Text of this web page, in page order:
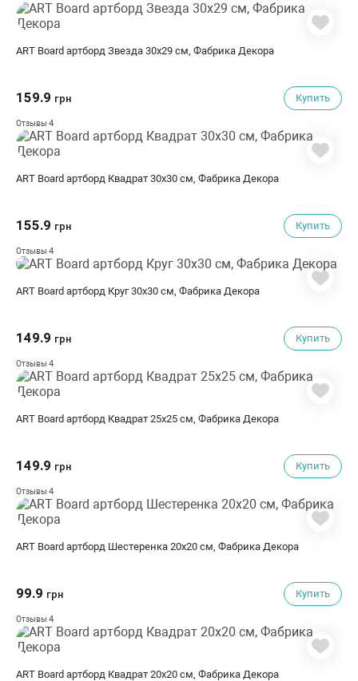
ART Board артборд Звезда 30х29 см, Фабрика Декора
159.9 грн Купить
Отзывы 4
ART Board артборд Квадрат 30х30 см, Фабрика Декора
155.9 грн Купить
Отзывы 4
ART Board артборд Круг 30х30 см, Фабрика Декора
149.9 грн Купить
Отзывы 4
ART Board артборд Квадрат 25х25 см, Фабрика Декора
149.9 грн Купить
Отзывы 4
ART Board артборд Шестеренка 20х20 см, Фабрика Декора
99.9 грн Купить
Отзывы 4
ART Board артборд Квадрат 20х20 см, Фабрика Декора